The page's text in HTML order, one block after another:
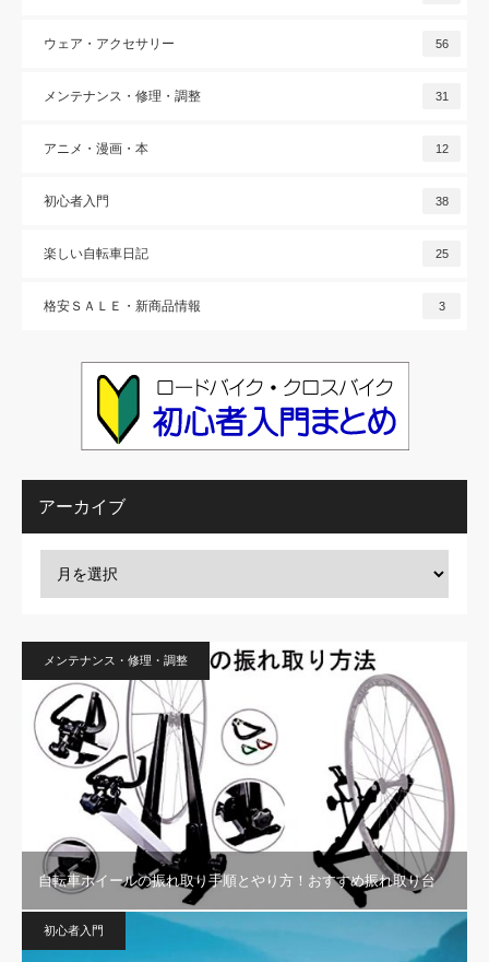
ウェア・アクセサリー 56
メンテナンス・修理・調整 31
アニメ・漫画・本 12
初心者入門 38
楽しい自転車日記 25
格安ＳＡＬＥ・新商品情報 3
アーカイブ
メンテナンス・修理・調整
自転車ホイールの振れ取り手順とやり方！おすすめ振れ取り台
初心者入門